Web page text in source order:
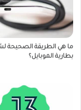
ما هي الطريقة الصحيحة
بطارية الموبايل؟